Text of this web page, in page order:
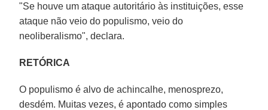
"Se houve um ataque autoritário às instituições, esse
ataque não veio do populismo, veio do
neoliberalismo", declara.
RETÓRICA
O populismo é alvo de achincalhe, menosprezo,
desdém. Muitas vezes, é apontado como simples